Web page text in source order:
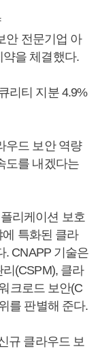
안 전문기업 아
을 체결했다.
리티 지분 4.9%
우드 보안 역량
도를 내겠다는
리케이션 보호
특화된 클라
. CNAPP 기술은
(CSPM), 클라
크로드 보안(C
를 판별해 준다.
규 클라우드 보